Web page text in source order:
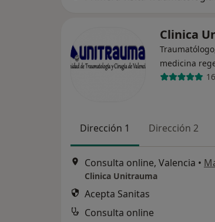
Clinica
medicina
Dirección 1 Dirección 2
Consulta online, Valencia •
Clinica Unitrauma
Acepta Sanitas
Consulta online